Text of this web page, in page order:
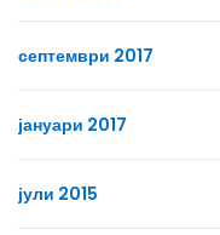
септември 2017
јануари 2017
јули 2015